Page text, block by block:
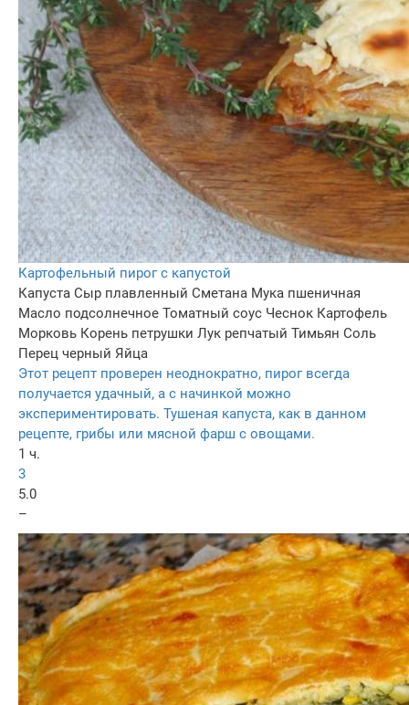
Картофельный пирог с капустой
Капуста Сыр плавленный Сметана Мука пшеничная
Масло подсолнечное Томатный соус Чеснок Картофель
Морковь Корень петрушки Лук репчатый Тимьян Соль
Перец черный Яйца
Этот рецепт проверен неоднократно, пирог всегда
получается удачный, а с начинкой можно
экспериментировать. Тушеная капуста, как в данном
рецепте, грибы или мясной фарш с овощами.
1 ч.
3
5.0
–